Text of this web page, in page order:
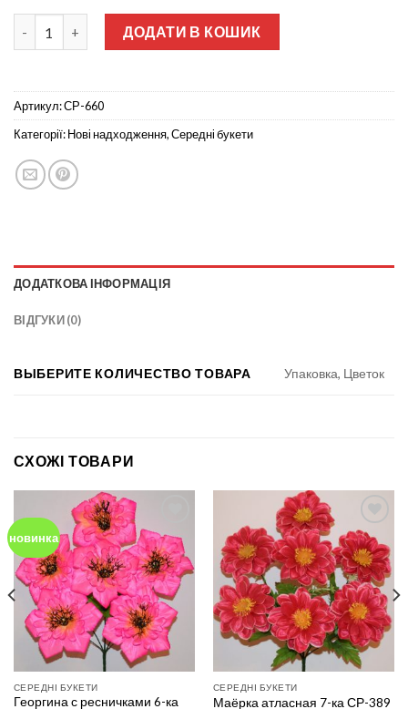
Троянда+кололольчик пластмасові СР-660 кількість
ДОДАТИ В КОШИК
Артикул:СР-660
Категорії:Нові надходження,Середні букети
ДОДАТКОВА ІНФОРМАЦІЯ
ВІДГУКИ (0)
ВЫБЕРИТЕ КОЛИЧЕСТВО ТОВАРА Упаковка, Цветок
СХОЖІ ТОВАРИ
новинка
Add to
Wishlist
СЕРЕДНІ БУКЕТИ
Георгина с ресничками 6-ка
Add to
Wishlist
СЕРЕДНІ БУКЕТИ
Маёрка атласная 7-ка СР-389